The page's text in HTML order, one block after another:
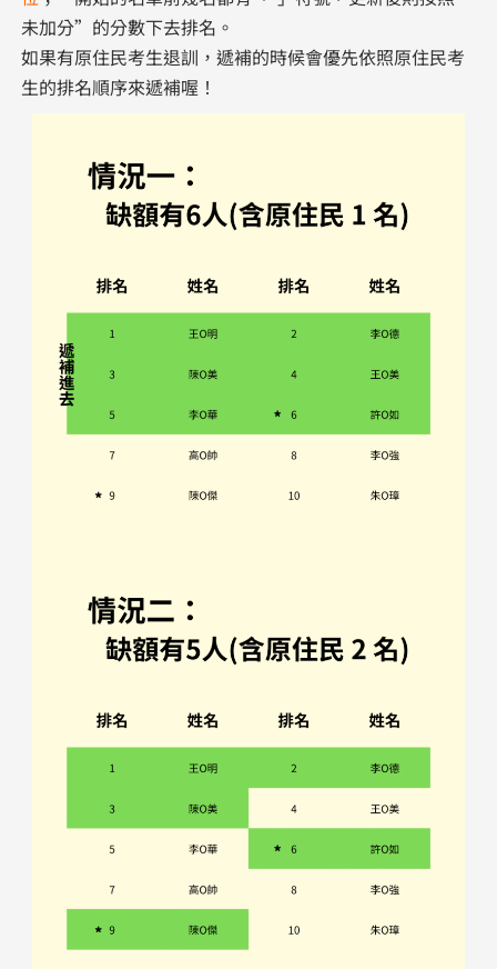
未加分”的分數下去排名。
如果有原住民考生退訓，遞補的時候會優先依照原住民考
生的排名順序來遞補喔！